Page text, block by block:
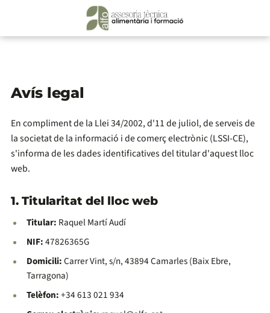
Avís legal
En compliment de la Llei 34/2002, d'11 de juliol, de serveis de
la societat de la informació i de comerç electrònic (LSSI-CE),
s'informa de les dades identificatives del titular d'aquest lloc
web.
1. Titularitat del lloc web
Titular: Raquel Martí Audí
NIF:47826365G
Domicili:Carrer Vint, s/n, 43894 Camarles (Baix Ebre,
Tarragona)
Telèfon:+34 613 021 934